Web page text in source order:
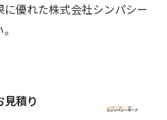
優れた株式会社シンパシー
見積り